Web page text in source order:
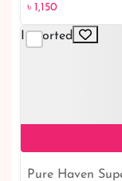
৳ 1,150
৳ 1,150
Imported
Pure Haven